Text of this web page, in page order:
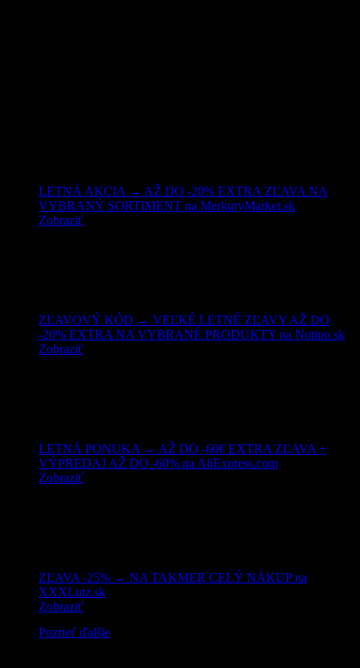
LETNÁ AKCIA → AŽ DO -20% EXTRA ZĽAVA NA
VYBRANÝ SORTIMENT na MerkuryMarket.sk
Zobraziť
ZĽAVOVÝ KÓD → VEĽKÉ LETNÉ ZĽAVY AŽ DO
-20% EXTRA NA VYBRANÉ PRODUKTY na Notino.sk
Zobraziť
LETNÁ PONUKA → AŽ DO -60€ EXTRA ZĽAVA +
VÝPREDAJ AŽ DO -60% na AliExpress.com
Zobraziť
ZĽAVA -25% → NA TAKMER CELÝ NÁKUP na
XXXLutz.sk
Zobraziť
Pozrieť ďalšie